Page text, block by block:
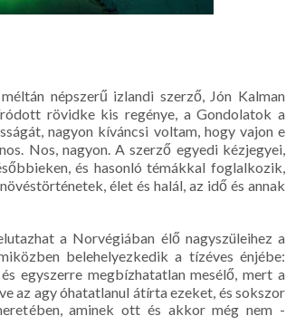
népszerű izlandi szerző, Jón Kalman
rövidke kis regénye, a Gondolatok a
nagyon kíváncsi voltam, hogy vajon e
Nos, nagyon. A szerző egyedi kézjegyei,
és hasonló témákkal foglalkozik,
élet és halál, az idő és annak
a Norvégiában élő nagyszüleihez a
belehelyezkedik a tízéves énjébe:
egyszerre megbízhatatlan mesélő, mert a
az agy óhatatlanul átírta ezeket, és sokszor
aminek ott és akkor még nem -